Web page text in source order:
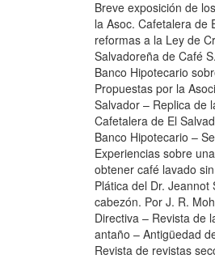
Breve exposición de
la Asoc. Cafetalera de
reformas a la Ley de
Salvadoreña de Café
Banco Hipotecario
Propuestas por la
Salvador – Replica de
Cafetalera de El
Banco Hipotecario –
Experiencias sobre
obtener café lavado
Plática del Dr.
cabezón. Por J. R.
Directiva – Revista de
antaño – Antigüedad
Revista de revistas